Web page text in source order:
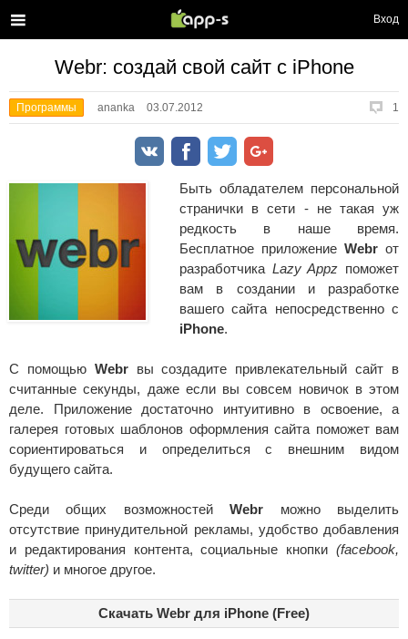
Вход
Webr: создай свой сайт с iPhone
Программы ananka 03.07.2012 1
Быть обладателем персональной
странички в сети - не такая уж
редкость в наше время.
Бесплатное приложение Webr от
разработчика Lazy Appz поможет
вам в создании и разработке
вашего сайта непосредственно с
iPhone.
С помощью Webrвы создадите привлекательный сайт в
считанные секунды, даже если вы совсем новичок в этом
деле. Приложение достаточно интуитивно в освоение, а
галерея готовых шаблонов оформления сайта поможет вам
сориентироваться и определиться с внешним видом
будущего сайта.
Среди общих возможностейWebr можно выделить
отсутствие принудительной рекламы, удобство добавления
и редактирования контента, социальные кнопки (facebook,
twitter) и многое другое.
Скачать Webr для iPhone (Free)